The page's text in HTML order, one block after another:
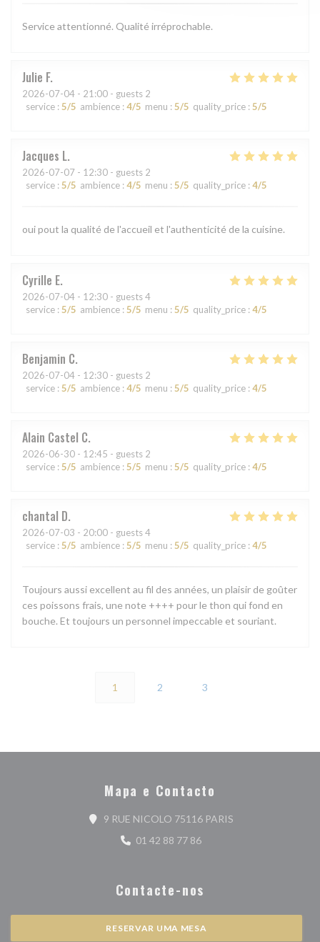
Service attentionné. Qualité irréprochable.
Julie F
2026-07-04 - 21:00 - guests 2
service : 5/5 ambience : 4/5 menu : 5/5 quality_price : 5/5
Jacques L
2026-07-07 - 12:30 - guests 2
service : 5/5 ambience : 4/5 menu : 5/5 quality_price : 4/5
oui pout la qualité de l'accueil et l'authenticité de la cuisine.
Cyrille E
2026-07-04 - 12:30 - guests 4
service : 5/5 ambience : 5/5 menu : 5/5 quality_price : 4/5
Benjamin C
2026-07-04 - 12:30 - guests 2
service : 5/5 ambience : 4/5 menu : 5/5 quality_price : 4/5
Alain Castel C
2026-06-30 - 12:45 - guests 2
service : 5/5 ambience : 5/5 menu : 5/5 quality_price : 4/5
chantal D
2026-07-03 - 20:00 - guests 4
service : 5/5 ambience : 5/5 menu : 5/5 quality_price : 4/5
Toujours aussi excellent au fil des années, un plaisir de goûter
ces poissons frais, une note ++++ pour le thon qui fond en
bouche. Et toujours un personnel impeccable et souriant.
1 2 3
Mapa e Contacto
9 RUE NICOLO 75116 PARIS((abre numa nova
01 42 88 77 86
Contacte-nos
RESERVAR UMA MESA